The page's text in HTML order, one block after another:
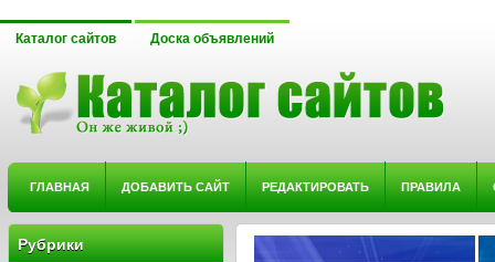
Каталог сайтов Доска объявлений
ГЛАВНАЯ ДОБАВИТЬ САЙТ РЕДАКТИРОВАТЬ ПРАВИЛА
Рубрики